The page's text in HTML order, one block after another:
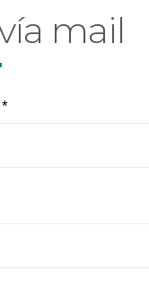
mail